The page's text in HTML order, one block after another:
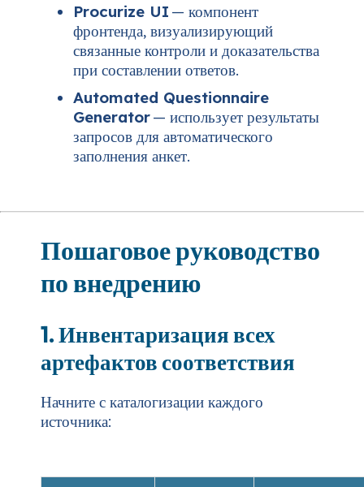
Procurize UI — компонент
фронтенда, визуализирующий
связанные контроли и доказательства
при составлении ответов.
Automated Questionnaire
Generator— использует результаты
запросов для автоматического
заполнения анкет.
Пошаговое руководство
по внедрению
1. Инвентаризация всех
артефактов соответствия
Начните с каталогизации каждого
источника: